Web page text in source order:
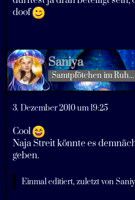
doof
Saniya
Samtpfötchen im Ruhestand
3. Dezember 2010 um 19:25
Cool
Naja Streit könnte es
geben.
Einmal editiert, zuletzt von